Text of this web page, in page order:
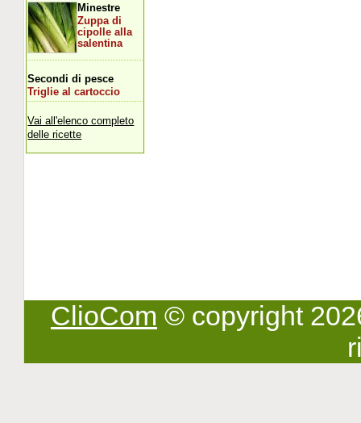
Minestre
Zuppa di
cipolle alla
salentina
Secondi di pesce
Triglie al cartoccio
Vai all'elenco completo
delle ricette
ClioCom © copyright